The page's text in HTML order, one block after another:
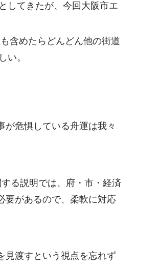
してきたが、今回大阪市エ
含めたらどんどん他の街道
い。
危惧している舟運は我々
る説明では、府・市・経済
要があるので、柔軟に対応
見渡すという視点を忘れず